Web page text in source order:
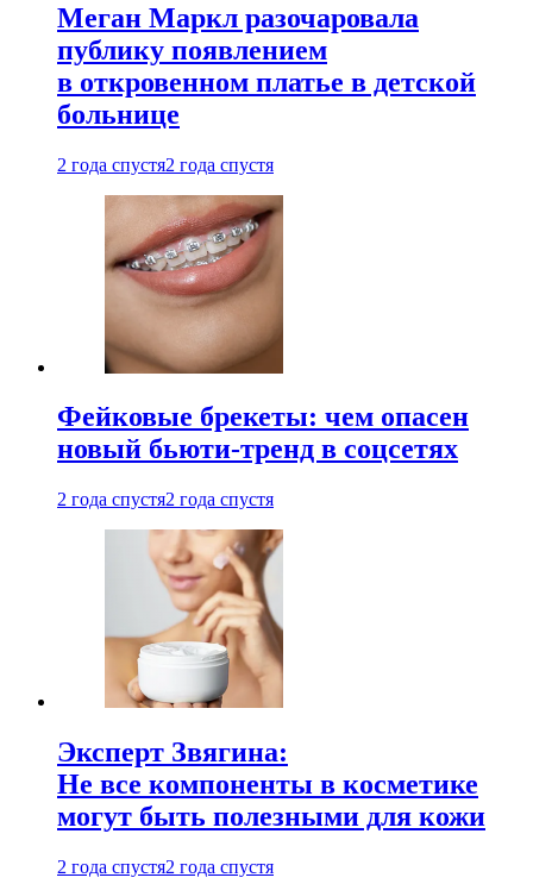
Меган Маркл разочаровала
публику появлением
в откровенном платье в детской
больнице
2 года спустя2 года спустя
Фейковые брекеты: чем опасен
новый бьюти-тренд в соцсетях
2 года спустя2 года спустя
Эксперт Звягина:
Не все компоненты в косметике
могут быть полезными для кожи
2 года спустя2 года спустя